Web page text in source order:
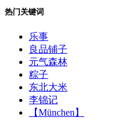
热门关键词
乐事
良品铺子
元气森林
粽子
东北大米
李锦记
【München】